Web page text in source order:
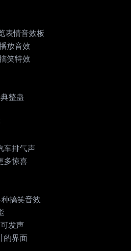
表情音效板
放音效
笑特效
整蛊
车排气声
多惊喜
搞笑音效
发声
的界面